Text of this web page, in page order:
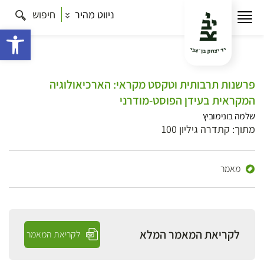
ניווט מהיר חיפוש
פרשנות תרבותית וטקסט מקראי: הארכיאולוגיה
המקראית בעידן הפוסט-מודרני
שלמה בונימוביץ
מתוך: קתדרה גיליון 100
מאמר
לקריאת המאמר המלא לקריאת המאמר